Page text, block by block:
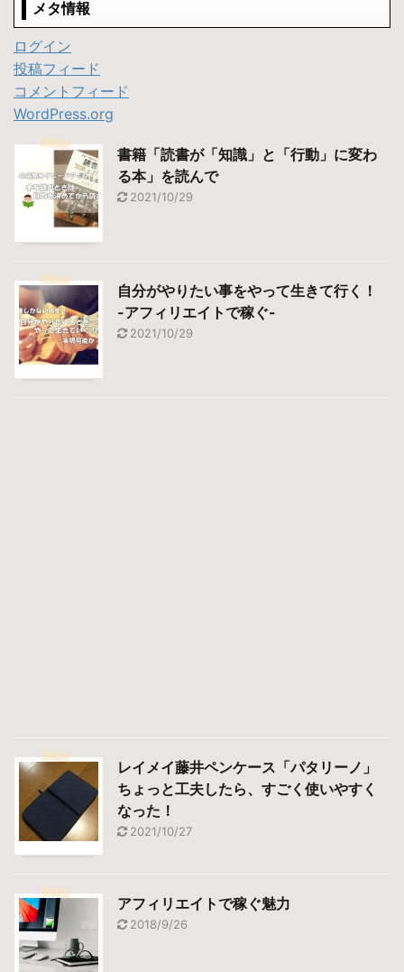
メタ情報
ログイン
投稿フィード
コメントフィード
WordPress.org
書籍「読書が「知識」と「行動」に変わ
る本」を読んで
2021/10/29
自分がやりたい事をやって生きて行く！
-アフィリエイトで稼ぐ-
2021/10/29
レイメイ藤井ペンケース「パタリーノ」
ちょっと工夫したら、すごく使いやすく
なった！
2021/10/27
アフィリエイトで稼ぐ魅力
2018/9/26